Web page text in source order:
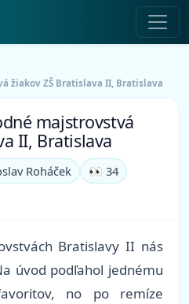
žiakov ZŠ Bratislava II, Bratislava
majstrovstvá
II, Bratislava
Roháček
👀 34
Bratislavy II nás
úvod podľahol jednému
no po remíze